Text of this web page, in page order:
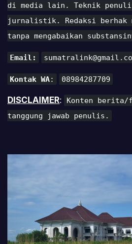
di media lain. Teknik
jurnalistik. Redaksi berhak
tanpa mengabaikan
Email:
Kontak WA: 08984287709
DISCLAIMER:
Konten
tanggung jawab penulis.